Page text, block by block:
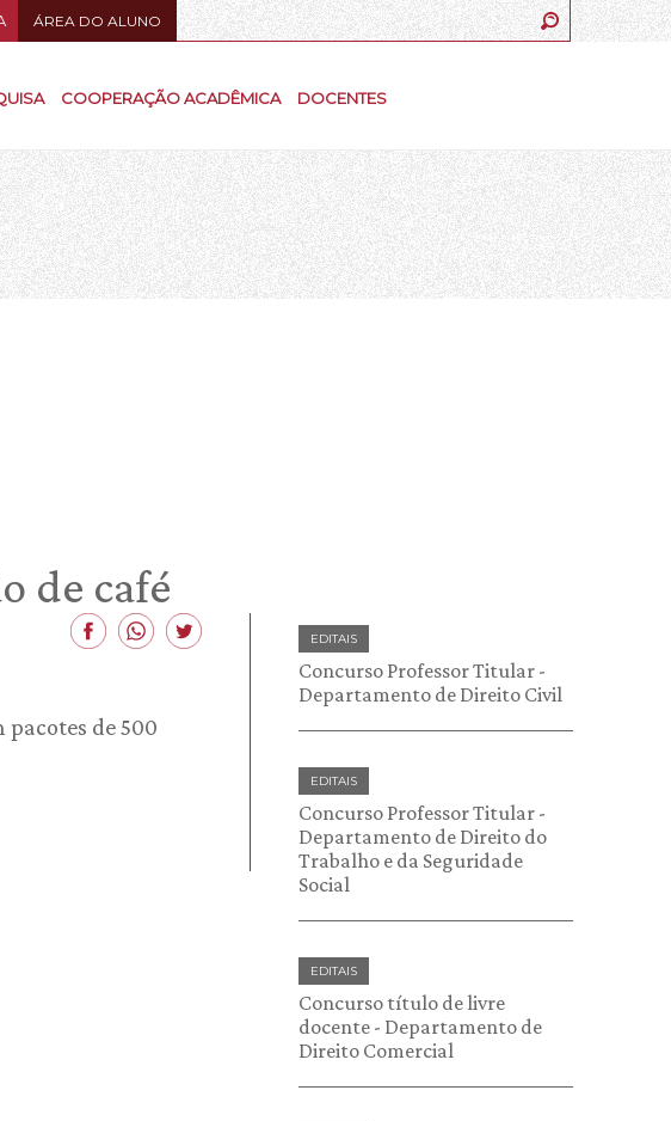
ÁREA DO ALUNO
COOPERAÇÃO ACADÊMICA DOCENTES
de café
de 500
EDITAIS
Concurso Professor Titular -
Departamento de Direito Civil
EDITAIS
Concurso Professor Titular -
Departamento de Direito do
Trabalho e da Seguridade
Social
EDITAIS
Concurso título de livre
docente - Departamento de
Direito Comercial